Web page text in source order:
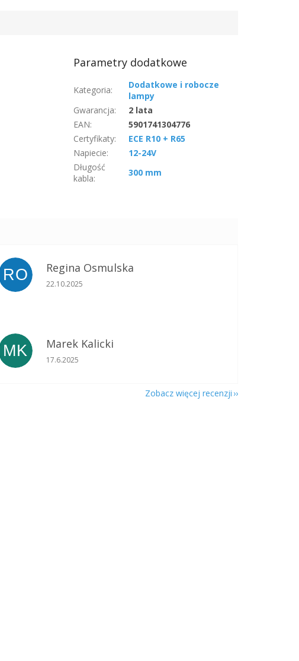
Parametry dodatkowe
Kategoria:
Dodatkowe i robocze
lampy
Gwarancja:
2 lata
EAN:
5901741304776
Certyfikaty:
ECE R10 + R65
Napiecie:
12-24V
Długość
kabla:
300 mm
RO Regina Osmulska
Ocena sklepu to 5 na 5 gwiazdek.
22.10.2025
MK Marek Kalicki
Ocena sklepu to 5 na 5 gwiazdek.
17.6.2025
Zobacz więcej recenzji